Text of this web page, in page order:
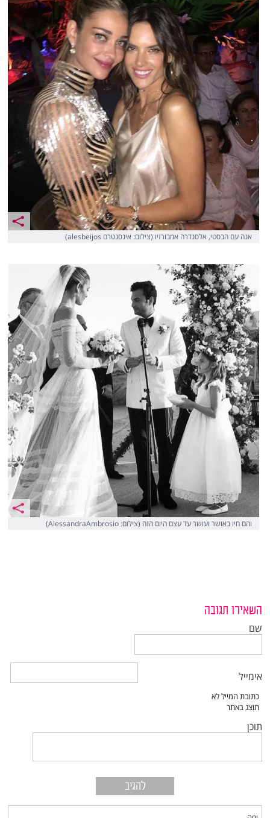
אנה עם הבסטי, אלסנדרה אמבורזיו (צילום: אינסגטרם alesbeijos)
והם חיו באושר ועושר עד עצם היום הזה (צילום: AlessandraAmbrosio)
השאירו תגובה
שם
אימייל
תוכן